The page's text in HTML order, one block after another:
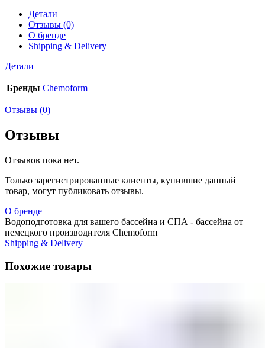
Детали
Отзывы (0)
О бренде
Shipping & Delivery
Детали
Бренды Chemoform
Отзывы (0)
Отзывы
Отзывов пока нет.
Только зарегистрированные клиенты, купившие данный
товар, могут публиковать отзывы.
О бренде
Водоподготовка для вашего бассейна и СПА - бассейна от
немецкого производителя Chemoform
Shipping & Delivery
Похожие товары